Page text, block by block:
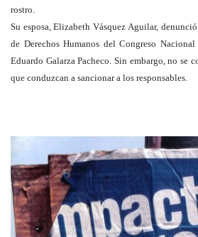
rostro.
Su esposa, Elizabeth Vásquez Aguilar,
de Derechos Humanos del Congreso
Eduardo Galarza Pacheco. Sin embargo, no se
que conduzcan a sancionar a los responsables.